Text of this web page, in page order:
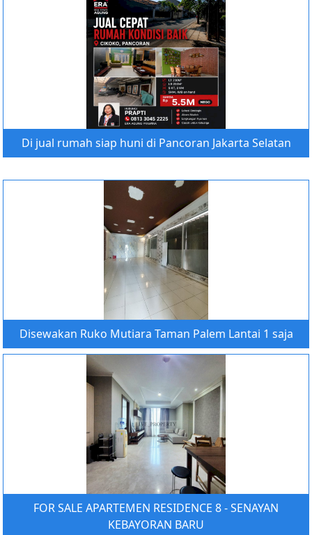
Di jual rumah siap huni di Pancoran Jakarta Selatan
Disewakan Ruko Mutiara Taman Palem Lantai 1 saja
FOR SALE APARTEMEN RESIDENCE 8 - SENAYAN
KEBAYORAN BARU